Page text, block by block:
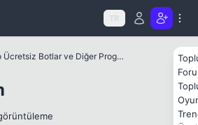
TR
iSro Ücretsiz Botlar ve Diğer Programlar